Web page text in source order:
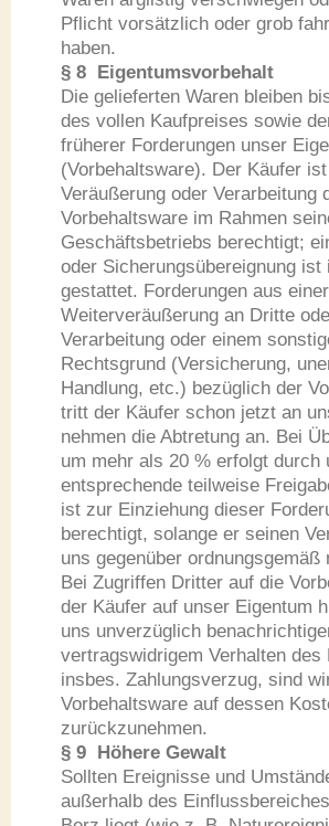
Pflicht vorsätzlich oder grob
haben.
§ 8 Eigentumsvorbehalt
Die gelieferten Waren bleiben
des vollen Kaufpreises sowie
früherer Forderungen unser
(Vorbehaltsware). Der Käufer
Veräußerung oder Verarbeitung
Vorbehaltsware im Rahmen
Geschäftsbetriebs berechtigt;
oder Sicherungsübereignung ist
gestattet. Forderungen aus einer
Weiterveräußerung an Dritte
Verarbeitung oder einem
Rechtsgrund (Versicherung,
Handlung, etc.) bezüglich der
tritt der Käufer schon jetzt an
nehmen die Abtretung an. Bei
um mehr als 20 % erfolgt durch
entsprechende teilweise
ist zur Einziehung dieser
berechtigt, solange er seinen
uns gegenüber ordnungsgemäß
Bei Zugriffen Dritter auf die
der Käufer auf unser Eigentum
uns unverzüglich
vertragswidrigem Verhalten des
insbes. Zahlungsverzug, sind
Vorbehaltsware auf dessen
zurückzunehmen.
§ 9 Höhere Gewalt
Sollten Ereignisse und
außerhalb des